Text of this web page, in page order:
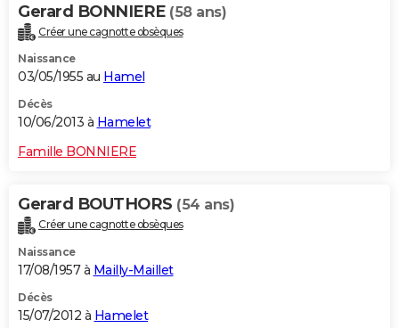
Gerard BONNIERE (58 ans)
Créer une cagnotte obsèques
Naissance
03/05/1955 au Hamel
Décès
10/06/2013 à Hamelet
Famille BONNIERE
Gerard BOUTHORS (54 ans)
Créer une cagnotte obsèques
Naissance
17/08/1957 à Mailly-Maillet
Décès
15/07/2012 à Hamelet